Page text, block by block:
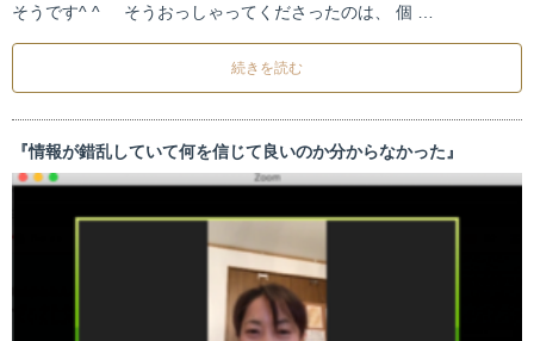
そうです^ ^ そうおっしゃってくださったのは、 個 …
続きを読む
『情報が錯乱していて何を信じて良いのか分からなかった』